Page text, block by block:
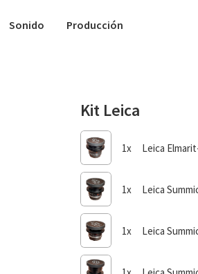
Sonido Producción
Kit Leica